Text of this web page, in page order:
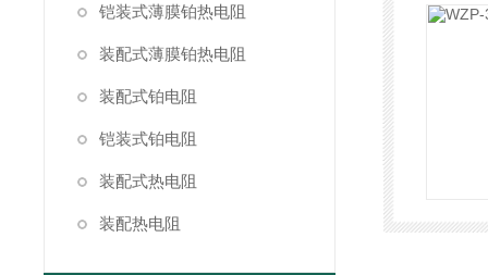
铠装式薄膜铂热电阻
装配式薄膜铂热电阻
装配式铂电阻
铠装式铂电阻
装配式热电阻
装配热电阻